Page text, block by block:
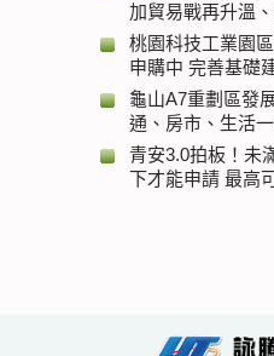
加貿易戰再升溫
桃園科技工業園
申購中 完善基礎
龜山A7重劃區發
通、房市、生活
青安3.0拍板！未
下才能申請 最高